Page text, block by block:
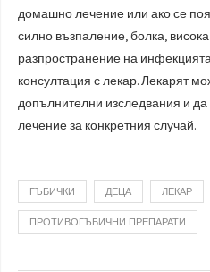
домашно лечение или ако се
силно възпаление, болка,
разпространение на
консултация с лекар. Лекарят
допълнителни изследвания и
лечение за конкретния случай.
ГЪБИЧКИ ДЕЦА ЛЕКАР
ПРОТИВОГЪБИЧНИ ПРЕПАРАТИ